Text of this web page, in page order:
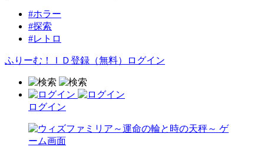
#ホラー
#探索
#レトロ
ふりーむ！ＩＤ登録（無料） ログイン
ログイン